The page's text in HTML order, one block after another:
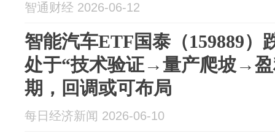
智通财经 2026-06-12
智能汽车ETF国泰（159889）
处于“技术验证→量产爬坡→盈
期，回调或可布局
每日经济新闻 2026-06-10